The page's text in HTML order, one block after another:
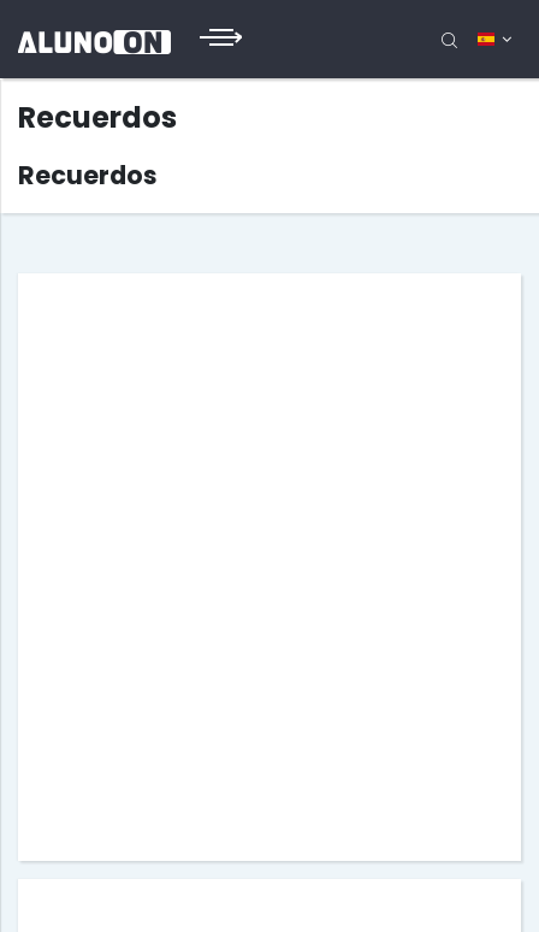
Recuerdos
Recuerdos